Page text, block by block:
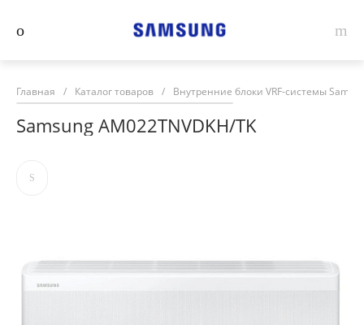
Главная / Каталог товаров / Внутренние блоки VRF-системы
Samsung AM022TNVDKH/TK